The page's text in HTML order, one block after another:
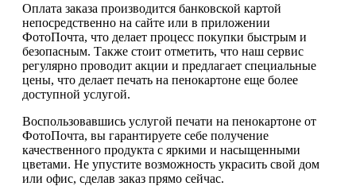
Оплата заказа производится банковской картой
непосредственно на сайте или в приложении
ФотоПочта, что делает процесс покупки быстрым и
безопасным. Также стоит отметить, что наш сервис
регулярно проводит акции и предлагает специальные
цены, что делает печать на пенокартоне еще более
доступной услугой.
Воспользовавшись услугой печати на пенокартоне от
ФотоПочта, вы гарантируете себе получение
качественного продукта с яркими и насыщенными
цветами. Не упустите возможность украсить свой дом
или офис, сделав заказ прямо сейчас.